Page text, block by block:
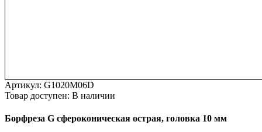
Артикул: G1020M06D
Товар доступен: В наличии
Борфреза G сфероконическая острая, головка 10 мм